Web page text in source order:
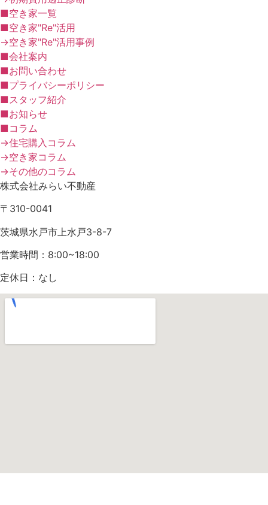
■空き家一覧
■空き家"Re"活用
→空き家"Re"活用事例
■会社案内
■お問い合わせ
■プライバシーポリシー
■スタッフ紹介
■お知らせ
■コラム
→住宅購入コラム
→空き家コラム
→その他のコラム
株式会社みらい不動産
〒310-0041
茨城県水戸市上水戸3-8-7
営業時間：8:00~18:00
定休日：なし